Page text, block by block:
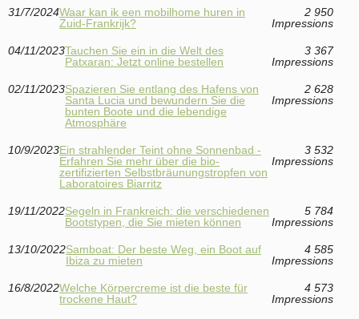
31/7/2024Waar kan ik een mobilhome huren in
Zuid-Frankrijk?
2 950
Impressions
04/11/2023Tauchen Sie ein in die Welt des
Patxaran: Jetzt online bestellen
3 367
Impressions
02/11/2023Spazieren Sie entlang des Hafens von
Santa Lucia und bewundern Sie die
bunten Boote und die lebendige
Atmosphäre
2 628
Impressions
10/9/2023Ein strahlender Teint ohne Sonnenbad -
Erfahren Sie mehr über die bio-
zertifizierten Selbstbräunungstropfen von
Laboratoires Biarritz
3 532
Impressions
19/11/2022Segeln in Frankreich: die verschiedenen
Bootstypen, die Sie mieten können
5 784
Impressions
13/10/2022Samboat: Der beste Weg, ein Boot auf
Ibiza zu mieten
4 585
Impressions
16/8/2022Welche Körpercreme ist die beste für
trockene Haut?
4 573
Impressions